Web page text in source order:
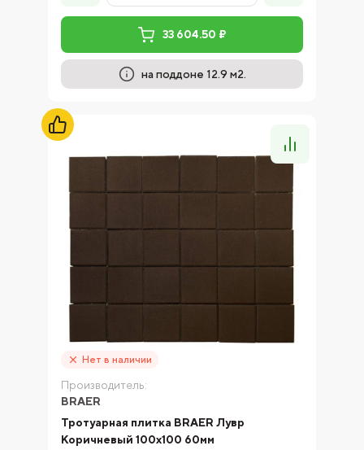
33 604.50 ₽
на поддоне 12.9 м2.
Нет в наличии
Производитель:
BRAER
Тротуарная плитка BRAER Лувр
Коричневый 100х100 60мм